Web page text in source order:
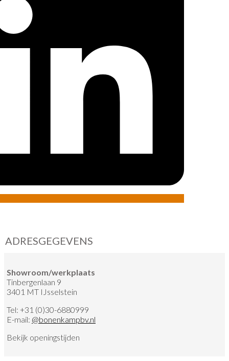
ADRESGEGEVENS
Showroom/werkplaats
Tinbergenlaan 9
3401 MT IJsselstein
Tel: +31 (0)30-6880999
E-mail: @bonenkampbv.nl
Bekijk openingstijden